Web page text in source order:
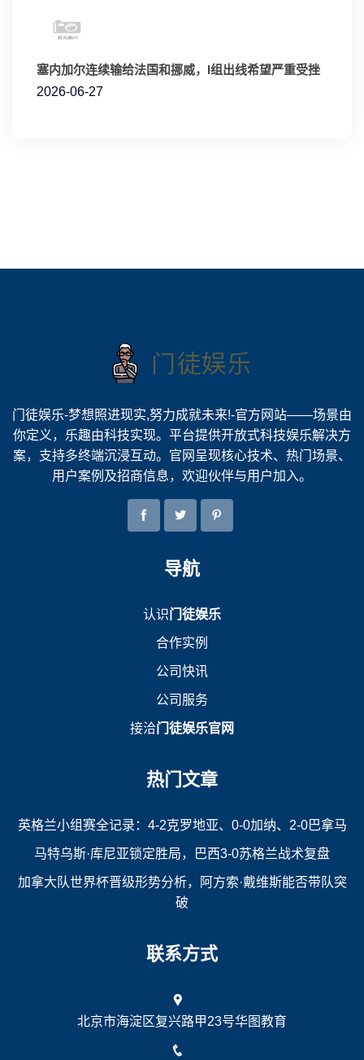
塞内加尔连续输给法国和挪威，I组出线希望严重受挫
2026-06-27
门徒娱乐-梦想照进现实,努力成就未来!-官方网站——场景由
你定义，乐趣由科技实现。平台提供开放式科技娱乐解决方
案，支持多终端沉浸互动。官网呈现核心技术、热门场景、
用户案例及招商信息，欢迎伙伴与用户加入。
导航
认识门徒娱乐
合作实例
公司快讯
公司服务
接洽门徒娱乐官网
热门文章
英格兰小组赛全记录：4-2克罗地亚、0-0加纳、2-0巴拿马
马特乌斯·库尼亚锁定胜局，巴西3-0苏格兰战术复盘
加拿大队世界杯晋级形势分析，阿方索·戴维斯能否带队突
破
联系方式
北京市海淀区复兴路甲23号华图教育